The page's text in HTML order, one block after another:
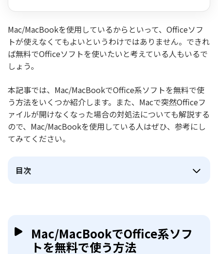
Mac/MacBookを使用しているからといって、Officeソフ
トが使えなくてもよいというわけではありません。できれ
ば無料でOfficeソフトを使いたいと考えている人もいるで
しょう。
本記事では、Mac/MacBookでOffice系ソフトを無料で使
う方法をいくつか紹介します。また、Macで突然Officeフ
ァイルが開けなくなった場合の対処法についても解説する
ので、Mac/MacBookを使用している人はぜひ、参考にし
てみてください。
目次
Mac/MacBookでOffice系ソフ
トを無料で使う方法